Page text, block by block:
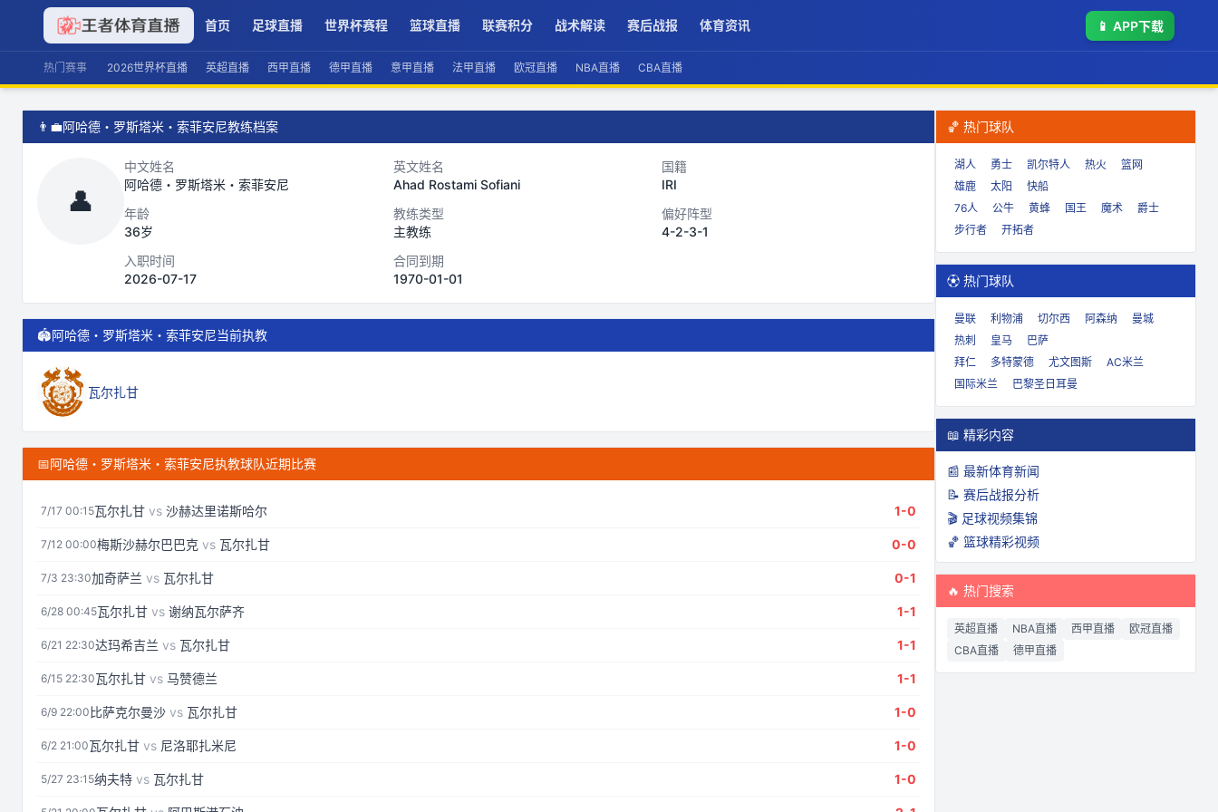
首页 足球直播 世界杯赛程 篮球直播 联赛积分 战术解读 赛后战报 体育资讯 📱 APP下载
热门赛事 2026世界杯直播 英超直播 西甲直播 德甲直播 意甲直播 法甲直播 欧冠直播 NBA直播 CBA直播
👨‍💼阿哈德・罗斯塔米・索菲安尼教练档案
👤
中文姓名
阿哈德・罗斯塔米・索菲安尼
英文姓名
Ahad Rostami Sofiani
国籍
IRI
年龄
36岁
教练类型
主教练
偏好阵型
4-2-3-1
入职时间
2026-07-17
合同到期
1970-01-01
🏟️阿哈德・罗斯塔米・索菲安尼当前执教
瓦尔扎甘
📅阿哈德・罗斯塔米・索菲安尼执教球队近期比赛
7/17 00:15瓦尔扎甘 vs 沙赫达里诺斯哈尔 1-0
7/12 00:00梅斯沙赫尔巴巴克 vs 瓦尔扎甘 0-0
7/3 23:30加奇萨兰 vs 瓦尔扎甘 0-1
6/28 00:45瓦尔扎甘 vs 谢纳瓦尔萨齐 1-1
6/21 22:30达玛希吉兰 vs 瓦尔扎甘 1-1
6/15 22:30瓦尔扎甘 vs 马赞德兰 1-1
6/9 22:00 比萨克尔曼沙 vs 瓦尔扎甘 1-0
6/2 21:00瓦尔扎甘 vs 尼洛耶扎米尼 1-0
5/27 23:15纳夫特 vs 瓦尔扎甘 1-0
🏀 热门球队
湖人 勇士 凯尔特人 热火
篮网
雄鹿
太阳
快船
76人
公牛 黄蜂 国王 魔术
爵士
步行者
开拓者
⚽ 热门球队
曼联 利物浦 切尔西 阿森纳
曼城
热刺
皇马
巴萨
拜仁
多特蒙德 尤文图斯
AC米兰
国际米兰
巴黎圣日耳曼
📖 精彩内容
📰 最新体育新闻
📝 赛后战报分析
🎬 足球视频集锦
🏀 篮球精彩视频
🔥 热门搜索
英超直播 NBA直播 西甲直播
欧冠直播
CBA直播
德甲直播